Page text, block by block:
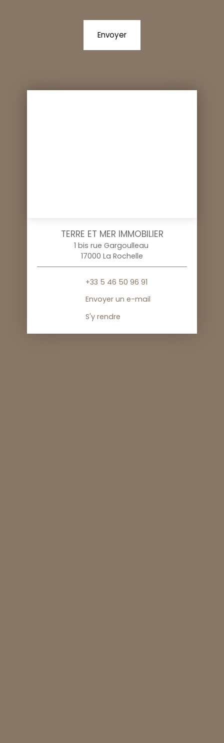
Envoyer
TERRE ET MER IMMOBILIER
1 bis rue Gargoulleau
17000 La Rochelle
+33 5 46 50 96 91
Envoyer un e-mail
S'y rendre